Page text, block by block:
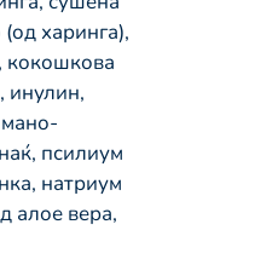
харинга),
кокошкова
инулин,
псилиум
натриум
алое вера,